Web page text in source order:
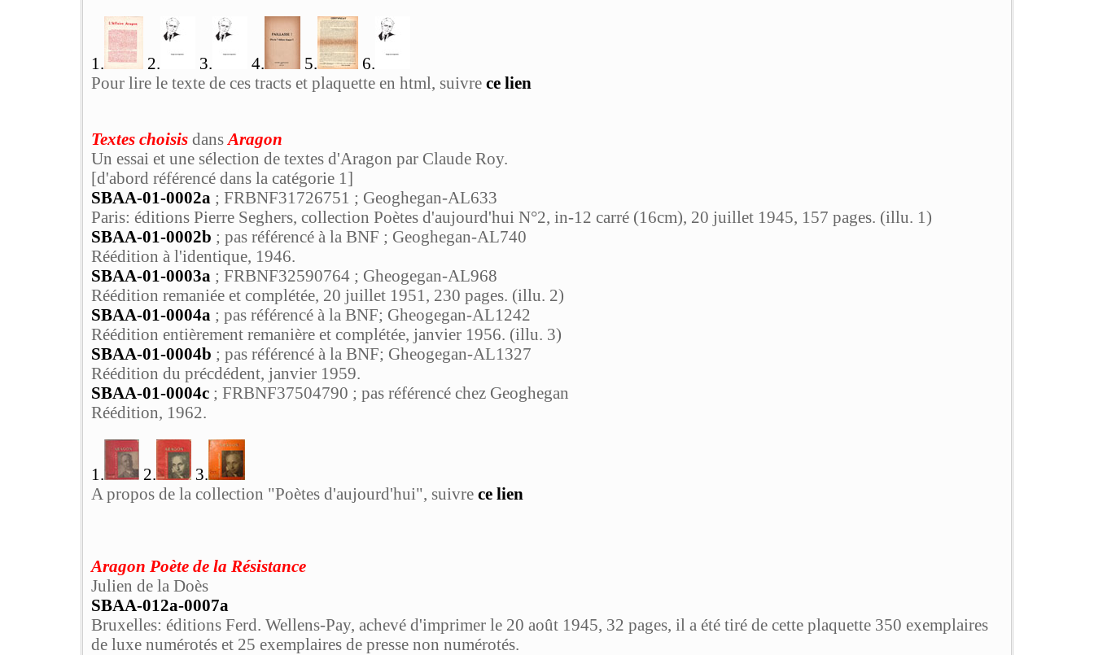
1. 2. 3. 4. 5.
6.
Pour lire le texte de ces tracts et plaquette en html, suivre ce lien
Textes choisis dans Aragon
Un essai et une sélection de textes d'Aragon par Claude Roy.
[d'abord référencé dans la catégorie 1]
SBAA-01-0002a ; FRBNF31726751 ; Geoghegan-AL633
Paris: éditions Pierre Seghers, collection Poètes d'aujourd'hui N°2, in-12 carré (16cm), 20 juillet 1945, 157 pages. (illu. 1)
SBAA-01-0002b ; pas référencé à la BNF ; Geoghegan-AL740
Réédition à l'identique, 1946.
SBAA-01-0003a ; FRBNF32590764 ; Gheogegan-AL968
Réédition remaniée et complétée, 20 juillet 1951, 230 pages. (illu. 2)
SBAA-01-0004a ; pas référencé à la BNF; Gheogegan-AL1242
Réédition entièrement remanière et complétée, janvier 1956. (illu. 3)
SBAA-01-0004b ; pas référencé à la BNF; Gheogegan-AL1327
Réédition du précdédent, janvier 1959.
SBAA-01-0004c ; FRBNF37504790 ; pas référencé chez Geoghegan
Réédition, 1962.
1. 2.
3.
A propos de la collection "Poètes d'aujourd'hui", suivre ce lien
Aragon Poète de la Résistance
Julien de la Doès
SBAA-012a-0007a
Bruxelles: éditions Ferd. Wellens-Pay, achevé d'imprimer le 20 août 1945, 32 pages, il a été tiré de cette plaquette 350 exemplaires
de luxe numérotés et 25 exemplaires de presse non numérotés.